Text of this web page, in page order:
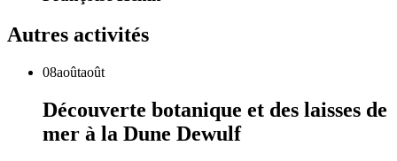
Autres activités
08aoûtaoût
Découverte botanique et des laisses de
mer à la Dune Dewulf